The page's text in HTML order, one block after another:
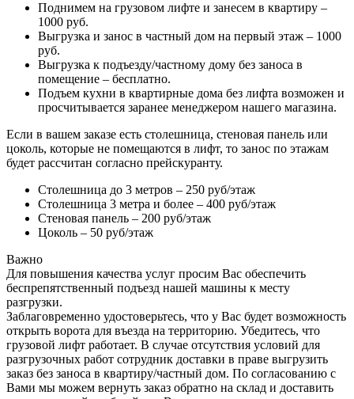
Поднимем на грузовом лифте и занесем в квартиру –
1000 руб.
Выгрузка и занос в частный дом на первый этаж – 1000
руб.
Выгрузка к подъезду/частному дому без заноса в
помещение – бесплатно.
Подъем кухни в квартирные дома без лифта возможен и
просчитывается заранее менеджером нашего магазина.
Если в вашем заказе есть столешница, стеновая панель или
цоколь, которые не помещаются в лифт, то занос по этажам
будет рассчитан согласно прейскуранту.
Столешница до 3 метров – 250 руб/этаж
Столешница 3 метра и более – 400 руб/этаж
Стеновая панель – 200 руб/этаж
Цоколь – 50 руб/этаж
Важно
Для повышения качества услуг просим Вас обеспечить
беспрепятственный подъезд нашей машины к месту
разгрузки.
Заблаговременно удостоверьтесь, что у Вас будет возможность
открыть ворота для въезда на территорию. Убедитесь, что
грузовой лифт работает. В случае отсутствия условий для
разгрузочных работ сотрудник доставки в праве выгрузить
заказ без заноса в квартиру/частный дом. По согласованию с
Вами мы можем вернуть заказ обратно на склад и доставить